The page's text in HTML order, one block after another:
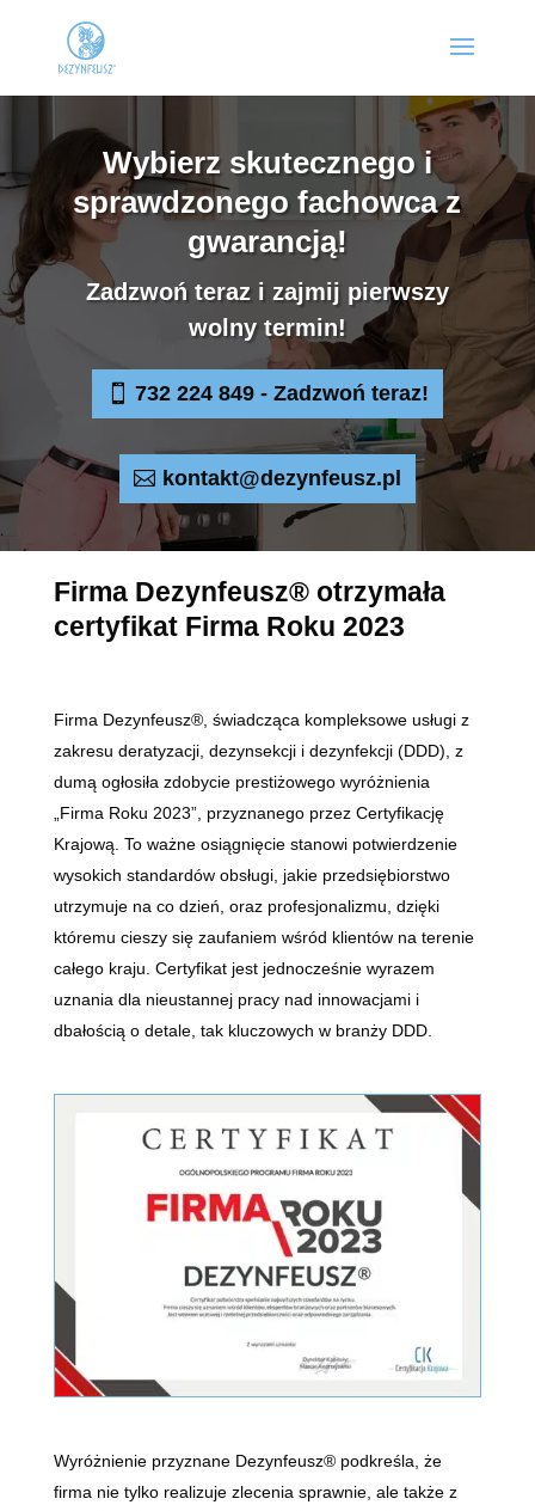
Wybierz skutecznego i
sprawdzonego fachowca z
gwarancją!
Zadzwoń teraz i zajmij pierwszy
wolny termin!
732 224 849 - Zadzwoń teraz!
kontakt@dezynfeusz.pl
Firma Dezynfeusz® otrzymała
certyfikat Firma Roku 2023
Firma Dezynfeusz®, świadcząca kompleksowe usługi z
zakresu deratyzacji, dezynsekcji i dezynfekcji (DDD), z
dumą ogłosiła zdobycie prestiżowego wyróżnienia
„Firma Roku 2023”, przyznanego przez Certyfikację
Krajową. To ważne osiągnięcie stanowi potwierdzenie
wysokich standardów obsługi, jakie przedsiębiorstwo
utrzymuje na co dzień, oraz profesjonalizmu, dzięki
któremu cieszy się zaufaniem wśród klientów na terenie
całego kraju. Certyfikat jest jednocześnie wyrazem
uznania dla nieustannej pracy nad innowacjami i
dbałością o detale, tak kluczowych w branży DDD.
Wyróżnienie przyznane Dezynfeusz® podkreśla, że
firma nie tylko realizuje zlecenia sprawnie, ale także z